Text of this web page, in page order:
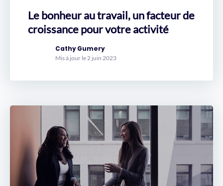
Le bonheur au travail, un facteur de
croissance pour votre activité
Cathy Gumery
Mis à jour le 2 juin 2023